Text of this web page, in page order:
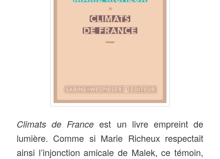
Climats de France est un livre empreint de
lumière. Comme si Marie Richeux respectait
ainsi l’injonction amicale de Malek, ce témoin,